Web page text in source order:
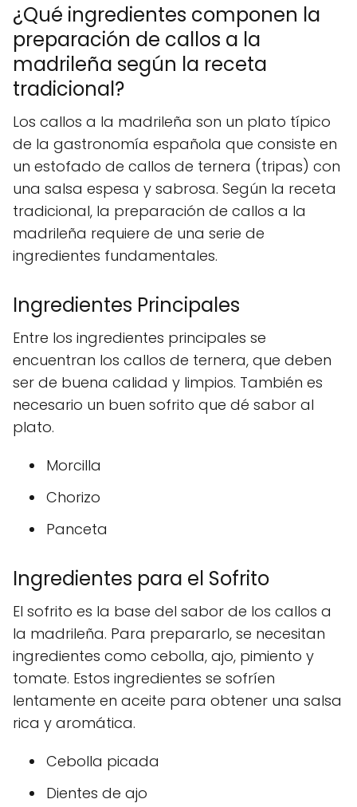
¿Qué ingredientes componen la
preparación de callos a la
madrileña según la receta
tradicional?
Los callos a la madrileña son un plato típico
de la gastronomía española que consiste en
un estofado de callos de ternera (tripas) con
una salsa espesa y sabrosa. Según la receta
tradicional, la preparación de callos a la
madrileña requiere de una serie de
ingredientes fundamentales.
Ingredientes Principales
Entre los ingredientes principales se
encuentran los callos de ternera, que deben
ser de buena calidad y limpios. También es
necesario un buen sofrito que dé sabor al
plato.
Morcilla
Chorizo
Panceta
Ingredientes para el Sofrito
El sofrito es la base del sabor de los callos a
la madrileña. Para prepararlo, se necesitan
ingredientes como cebolla, ajo, pimiento y
tomate. Estos ingredientes se sofríen
lentamente en aceite para obtener una salsa
rica y aromática.
Cebolla picada
Dientes de ajo